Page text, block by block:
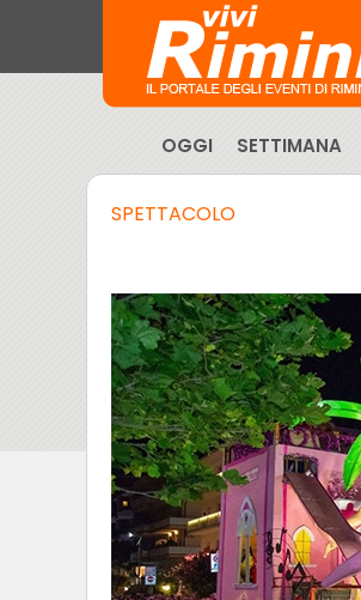
OGGI SETTIMANA
SPETTACOLO